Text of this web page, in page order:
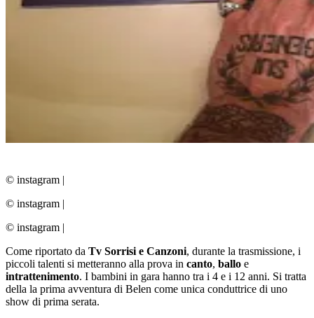
© instagram |
© instagram |
© instagram |
Come riportato da Tv Sorrisi e Canzoni, durante la trasmissione, i
piccoli talenti si metteranno alla prova in canto, ballo e
intrattenimento. I bambini in gara hanno tra i 4 e i 12 anni. Si tratta
della la prima avventura di Belen come unica conduttrice di uno
show di prima serata.